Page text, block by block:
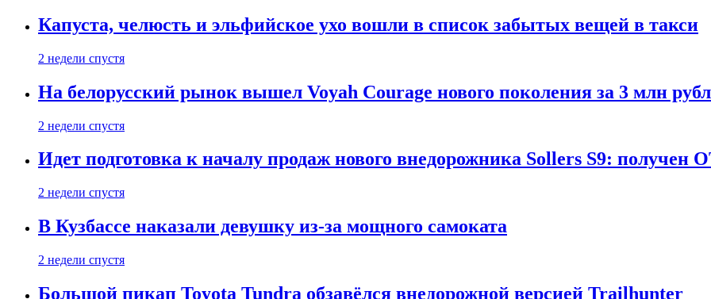
Капуста, челюсть и эльфийское ухо вошли в список забытых вещей в такси
2 недели спустя
На белорусский рынок вышел Voyah Courage нового поколения за 3 млн
2 недели спустя
Идет подготовка к началу продаж нового внедорожника Sollers S9: получен
2 недели спустя
В Кузбассе наказали девушку из-за мощного самоката
2 недели спустя
Большой пикап Toyota Tundra обзавёлся внедорожной версией Trailhunter